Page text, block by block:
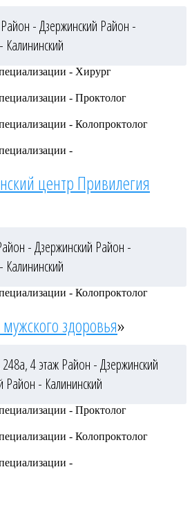
Район - Дзержинский Район -
Калининский
- Хирург
- Проктолог
- Колопроктолог
-
центр Привилегия
- Дзержинский Район -
Калининский
- Колопроктолог
здоровья»
4 этаж Район - Дзержинский
Район - Калининский
- Проктолог
- Колопроктолог
-